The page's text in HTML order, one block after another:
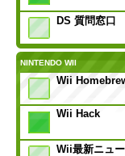
DS 質問窓口
NINTENDO WII
Wii
Wii Hack
Wii最新ニュ